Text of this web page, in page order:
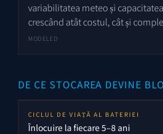
variabilitatea meteo și
crescând atât costul, cât și
MODELED
DE CE STOCAREA DEVINE
CICLUL DE VIAȚĂ AL BATERIEI
Înlocuire la fiecare 5–8 ani